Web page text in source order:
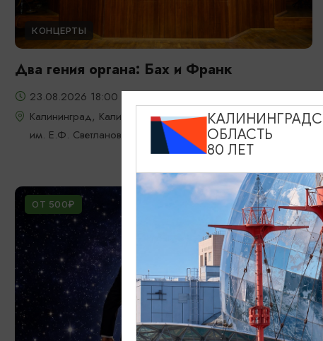
КОНЦЕРТЫ
Два гения органа: Бах и Франк
23.08.2026 18:00
Калининград, Калининградская областная филармония
им. Е.Ф. Светланова
ОТ 500₽
ОБЛАСТЬ
80 ЛЕТ